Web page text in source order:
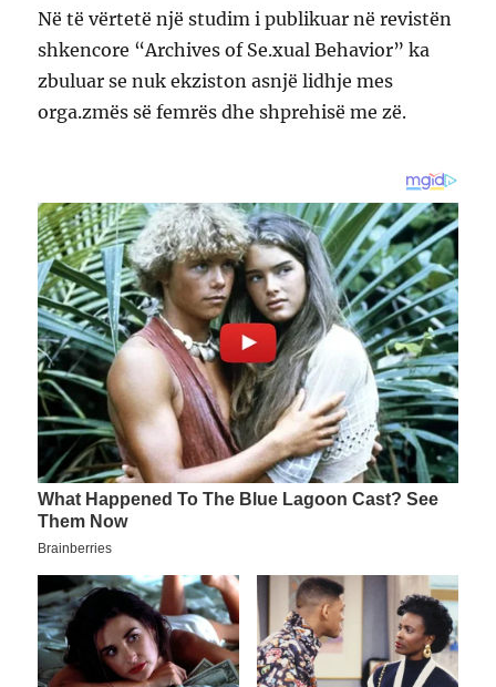
Në të vërtetë një studim i publikuar në revistën
shkencore “Archives of Se.xual Behavior” ka
zbuluar se nuk ekziston asnjë lidhje mes
orga.zmës së femrës dhe shprehisë me zë.